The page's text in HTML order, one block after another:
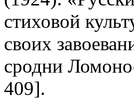
стиховой
своих
сродни
409].